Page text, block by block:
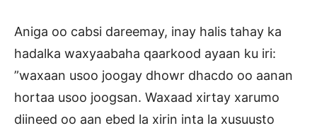
Aniga oo cabsi dareemay, inay halis tahay ka
hadalka waxyaabaha qaarkood ayaan ku iri:
”waxaan usoo joogay dhowr dhacdo oo aanan
hortaa usoo joogsan. Waxaad xirtay xarumo
diineed oo aan ebed la xirin inta la xusuusto